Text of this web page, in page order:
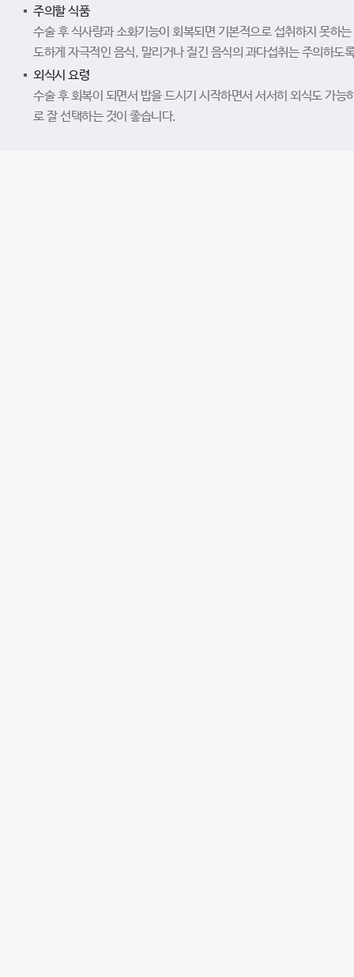
주의할 식품
수술 후 식사량과 소화기능이 회복되면 기본적으로 섭취하지 못하
도하게 자극적인 음식, 말리거나 질긴 음식의 과다섭취는 주의하도
외식시 요령
수술 후 회복이 되면서 밥을 드시기 시작하면서 서서히 외식도 가
로 잘 선택하는 것이 좋습니다.